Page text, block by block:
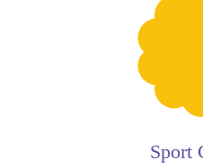
Sport